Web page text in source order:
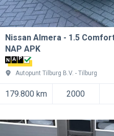
Nissan Almera
1.5
NAP APK
Autopunt Tilburg B.V. Tilburg
179.800 km 2000